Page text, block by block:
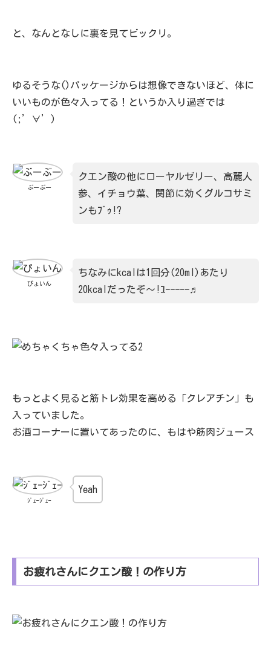
と、なんとなしに裏を見てビックリ。
ゆるそうな()パッケージからは想像できないほど、体に
いいものが色々入ってる！というか入り過ぎでは
(;’∀’)
ぶーぶー
クエン酸の他にローヤルゼリー、高麗人
参、イチョウ葉、関節に効くグルコサミ
ンもﾌﾞｩ!?
ぴょいん
ちなみにkcalは1回分(20ml)あたり
20kcalだったぞ～!ﾕｰｰｰｰｰ♬
もっとよく見ると筋トレ効果を高める「クレアチン」も
入っていました。
お酒コーナーに置いてあったのに、もはや筋肉ジュース
ｼﾞｪｰｼﾞｪｰ
Yeah
お疲れさんにクエン酸！の作り方